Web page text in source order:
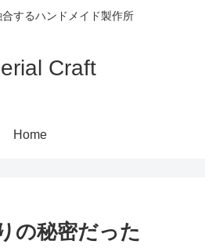
するハンドメイド製作所
Craft
Home
の秘密だった